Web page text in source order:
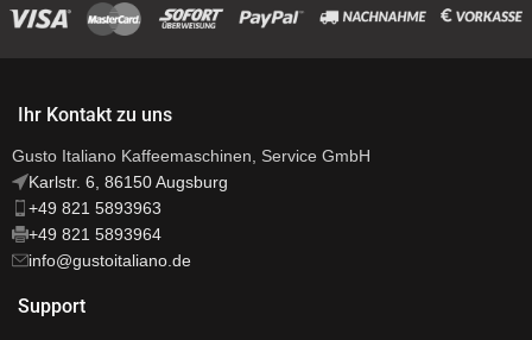
Kaffeemehlreste nicht von der
Ihr Kontakt zu uns
Gusto Italiano Kaffeemaschinen, Service GmbH
Karlstr. 6, 86150 Augsburg
+49 821 5893963
+49 821 5893964
info@gustoitaliano.de
Support